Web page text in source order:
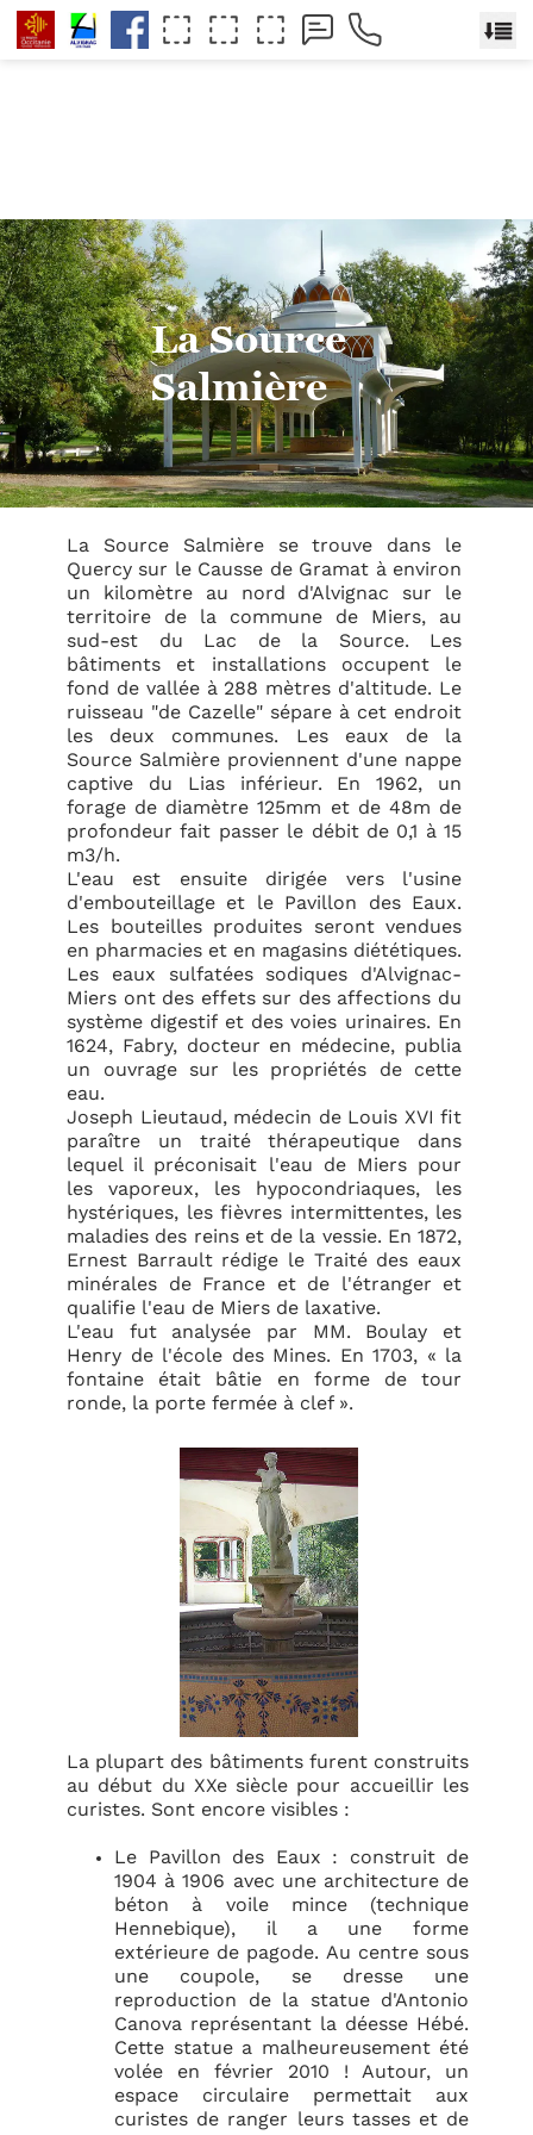
La Source
Salmière
La Source Salmière se trouve dans le
Quercy sur le Causse de Gramat à environ
un kilomètre au nord d'Alvignac sur le
territoire de la commune de Miers, au
sud-est du Lac de la Source. Les
bâtiments et installations occupent le
fond de vallée à 288 mètres d'altitude. Le
ruisseau "de Cazelle" sépare à cet endroit
les deux communes. Les eaux de la
Source Salmière proviennent d'une nappe
captive du Lias inférieur. En 1962, un
forage de diamètre 125mm et de 48m de
profondeur fait passer le débit de 0,1 à 15
m3/h.
L'eau est ensuite dirigée vers l'usine
d'embouteillage et le Pavillon des Eaux.
Les bouteilles produites seront vendues
en pharmacies et en magasins diététiques.
Les eaux sulfatées sodiques d'Alvignac-
Miers ont des effets sur des affections du
système digestif et des voies urinaires. En
1624, Fabry, docteur en médecine, publia
un ouvrage sur les propriétés de cette
eau.
Joseph Lieutaud, médecin de Louis XVI fit
paraître un traité thérapeutique dans
lequel il préconisait l'eau de Miers pour
les vaporeux, les hypocondriaques, les
hystériques, les fièvres intermittentes, les
maladies des reins et de la vessie. En 1872,
Ernest Barrault rédige le Traité des eaux
minérales de France et de l'étranger et
qualifie l'eau de Miers de laxative.
L'eau fut analysée par MM. Boulay et
Henry de l'école des Mines. En 1703, « la
fontaine était bâtie en forme de tour
ronde, la porte fermée à clef ».
La plupart des bâtiments furent construits
au début du XXe siècle pour accueillir les
curistes. Sont encore visibles :
Le Pavillon des Eaux : construit de
1904 à 1906 avec une architecture de
béton à voile mince (technique
Hennebique), il a une forme
extérieure de pagode. Au centre sous
une coupole, se dresse une
reproduction de la statue d'Antonio
Canova représentant la déesse Hébé.
Cette statue a malheureusement été
volée en février 2010 ! Autour, un
espace circulaire permettait aux
curistes de ranger leurs tasses et de